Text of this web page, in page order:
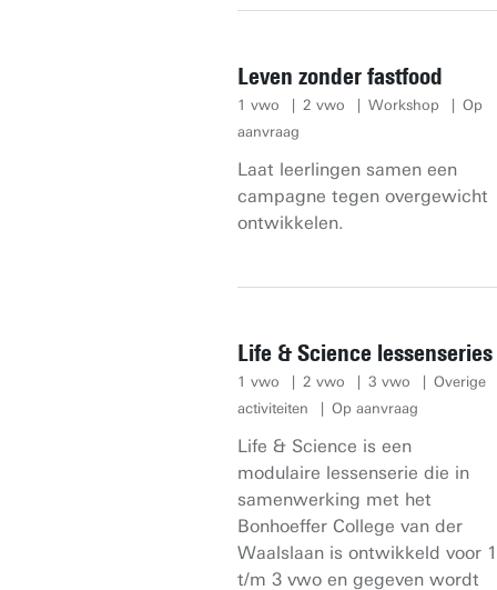
Leven zonder fastfood
1 vwo 2 vwo Workshop
Op
aanvraag
Laat leerlingen samen een
campagne tegen overgewicht
ontwikkelen.
Life & Science lessenseries
1 vwo 2 vwo 3 vwo
Overige
activiteiten
Op aanvraag
Life & Science is een
modulaire lessenserie die in
samenwerking met het
Bonhoeffer College van der
Waalslaan is ontwikkeld voor 1
t/m 3 vwo en gegeven wordt